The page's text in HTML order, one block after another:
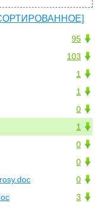
95
103
1
1
0
1
0
0
0
3